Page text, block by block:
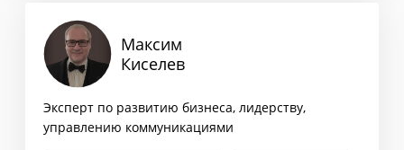
Максим
Киселев
Эксперт по развитию бизнеса, лидерству,
управлению коммуникациями